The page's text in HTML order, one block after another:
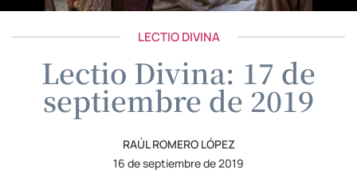
LECTIO DIVINA
Lectio Divina: 17 de
septiembre de 2019
RAÚL ROMERO LÓPEZ
16 de septiembre de 2019